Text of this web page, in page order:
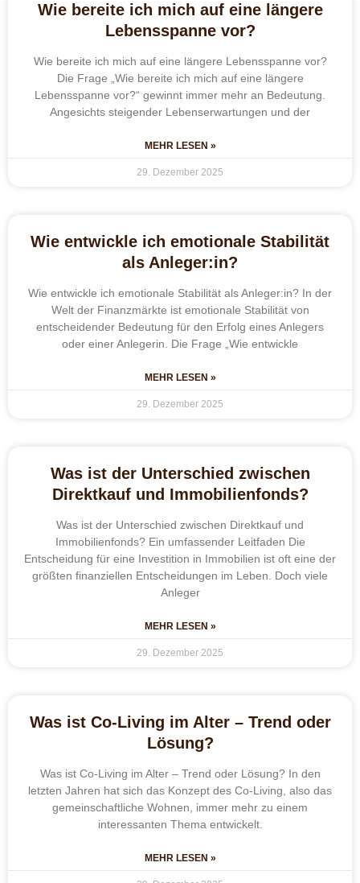
Wie bereite ich mich auf eine längere
Lebensspanne vor?
Wie bereite ich mich auf eine längere Lebensspanne vor?
Die Frage „Wie bereite ich mich auf eine längere
Lebensspanne vor?“ gewinnt immer mehr an Bedeutung.
Angesichts steigender Lebenserwartungen und der
MEHR LESEN »
29. Dezember 2025
Wie entwickle ich emotionale Stabilität
als Anleger:in?
Wie entwickle ich emotionale Stabilität als Anleger:in? In der
Welt der Finanzmärkte ist emotionale Stabilität von
entscheidender Bedeutung für den Erfolg eines Anlegers
oder einer Anlegerin. Die Frage „Wie entwickle
MEHR LESEN »
29. Dezember 2025
Was ist der Unterschied zwischen
Direktkauf und Immobilienfonds?
Was ist der Unterschied zwischen Direktkauf und
Immobilienfonds? Ein umfassender Leitfaden Die
Entscheidung für eine Investition in Immobilien ist oft eine der
größten finanziellen Entscheidungen im Leben. Doch viele
Anleger
MEHR LESEN »
29. Dezember 2025
Was ist Co-Living im Alter – Trend oder
Lösung?
Was ist Co-Living im Alter – Trend oder Lösung? In den
letzten Jahren hat sich das Konzept des Co-Living, also das
gemeinschaftliche Wohnen, immer mehr zu einem
interessanten Thema entwickelt.
MEHR LESEN »